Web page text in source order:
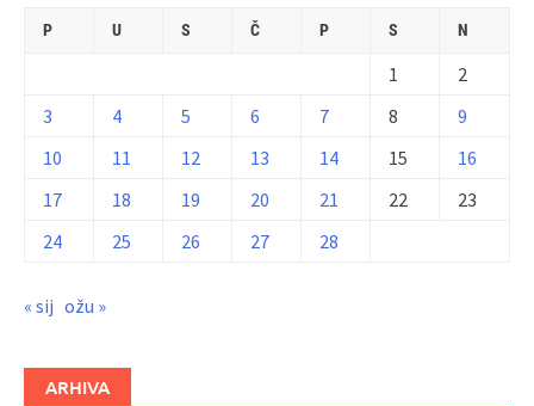
P U S Č P S N
1
2
3
4 5 6 7 8
9
10
11 12 13 14 15
16
17
18 19 20 21 22
23
24
25 26 27 28
« sij ožu »
ARHIVA